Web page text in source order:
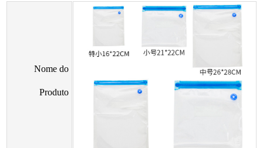
Nome do
Produto